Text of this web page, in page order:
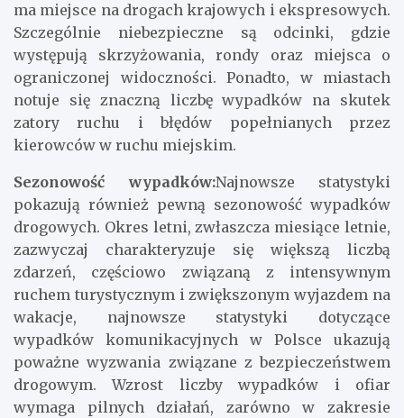
ma miejsce na drogach krajowych i ekspresowych.
Szczególnie niebezpieczne są odcinki, gdzie
występują skrzyżowania, rondy oraz miejsca o
ograniczonej widoczności. Ponadto, w miastach
notuje się znaczną liczbę wypadków na skutek
zatory ruchu i błędów popełnianych przez
kierowców w ruchu miejskim.
Sezonowość wypadków:Najnowsze statystyki
pokazują również pewną sezonowość wypadków
drogowych. Okres letni, zwłaszcza miesiące letnie,
zazwyczaj charakteryzuje się większą liczbą
zdarzeń, częściowo związaną z intensywnym
ruchem turystycznym i zwiększonym wyjazdem na
wakacje, najnowsze statystyki dotyczące
wypadków komunikacyjnych w Polsce ukazują
poważne wyzwania związane z bezpieczeństwem
drogowym. Wzrost liczby wypadków i ofiar
wymaga pilnych działań, zarówno w zakresie